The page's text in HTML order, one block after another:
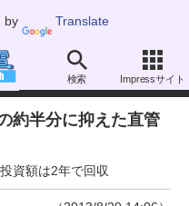
by Translate
検索 Impressサイト
約半分に抑えた直管
資額は2年で回収